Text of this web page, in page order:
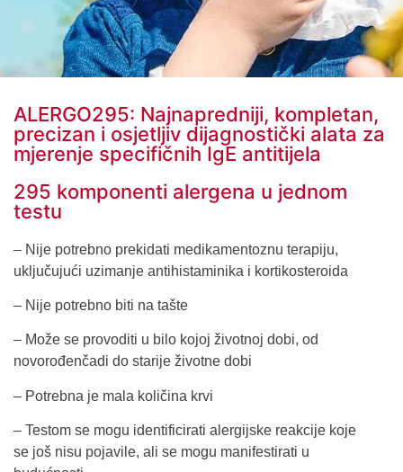
ALERGO295: Najnapredniji, kompletan,
precizan i osjetljiv dijagnostički alata za
mjerenje specifičnih IgE antitijela
295 komponenti alergena u jednom
testu
– Nije potrebno prekidati medikamentoznu terapiju,
uključujući uzimanje antihistaminika i kortikosteroida
– Nije potrebno biti na tašte
– Može se provoditi u bilo kojoj životnoj dobi, od
novorođenčadi do starije životne dobi
– Potrebna je mala količina krvi
– Testom se mogu identificirati alergijske reakcije koje
se još nisu pojavile, ali se mogu manifestirati u